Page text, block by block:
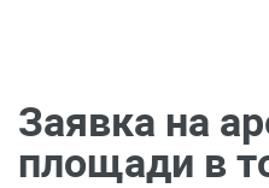
Заявка на
площади в